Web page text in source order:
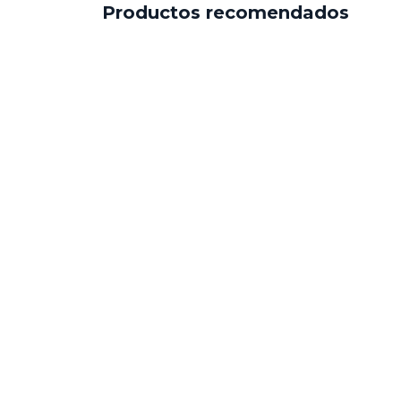
Productos recomendados